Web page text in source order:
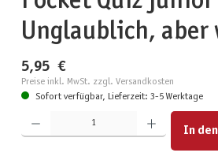
Unglaublich, aber
5,95 €
Preise inkl. MwSt. zzgl. Versandkosten
Sofort verfügbar, Lieferzeit: 3-5 Werktage
Produkt Anzahl: Gib den gewünschten Wert ein oder
In